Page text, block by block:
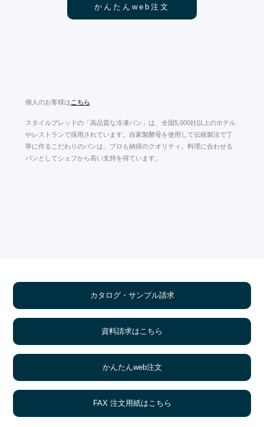
かんたんweb注文
個人のお客様は こちら
スタイルブレッドの「高品質な冷凍パン」は、全国5,000社以上のホテル
やレストランで採用されています。自家製酵母を使用して伝統製法で丁
寧に作るこだわりのパンは、プロも納得のクオリティ。料理に合わせる
パンとしてシェフから高い支持を得ています。
カタログ・サンプル請求
資料請求はこちら
かんたんweb注文
FAX 注文用紙はこちら